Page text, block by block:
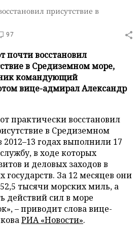
присутствие в
97
почти восстановил
в Средиземном море,
командующий
вице-адмирал Александр
практически восстановил
в Средиземном
–13 годах выполнили 17
в ходе которых
и деловых заходов в
За 12 месяцев они
тысячи морских миль, а
действий сил в море
–приводит слова вице-
РИА «Новости».